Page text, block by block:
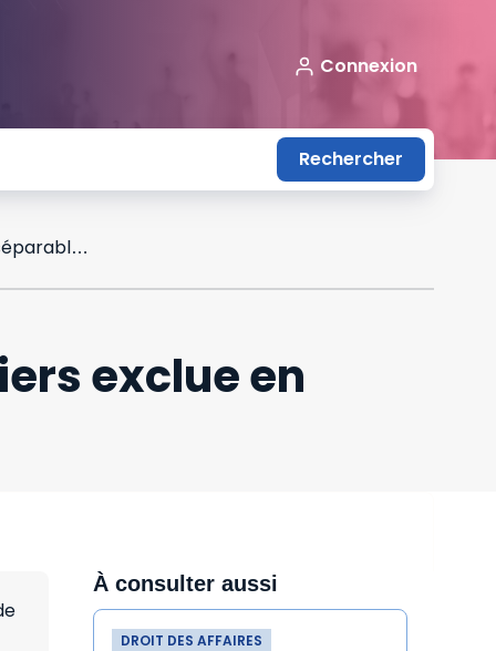
Connexion
Rechercher
Responsabilité d'un dirigeant envers les tiers exclue en l'absence de faute séparable : illustration
exclue en
À consulter aussi
DROIT DES AFFAIRES